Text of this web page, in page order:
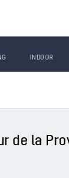
INDOOR
de la